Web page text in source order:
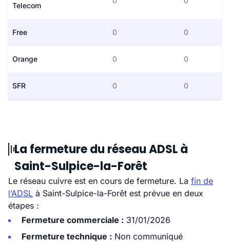
Telecom
Free 0 0
Orange 0 0
SFR 0 0
La fermeture du réseau ADSL à
Saint-Sulpice-la-Forêt
Le réseau cuivre est en cours de fermeture. La fin de
l’ADSL à Saint-Sulpice-la-Forêt est prévue en deux
étapes :
Fermeture commerciale : 31/01/2026
Fermeture technique : Non communiqué